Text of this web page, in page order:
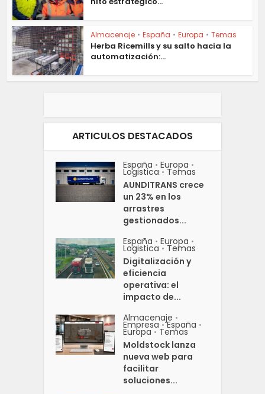
Almacenaje • España • Europa • Temas
Herba Ricemills y su salto hacia la
automatización:...
ARTICULOS DESTACADOS
España • Europa •
Logistica • Temas
AUNDITRANS crece
un 23% en los
arrastres
gestionados...
España • Europa •
Logistica • Temas
Digitalización y
eficiencia
operativa: el
impacto de...
Almacenaje •
Empresa • España •
Europa • Temas
Moldstock lanza
nueva web para
facilitar
soluciones...